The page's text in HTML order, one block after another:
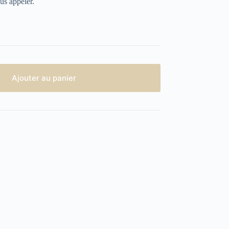
Ajouter au panier